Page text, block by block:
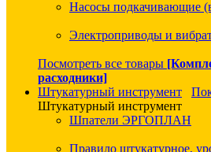
Насосы подкачивающие
Электроприводы и
Посмотреть все товары
расходники]
Штукатурный инструмент
Штукатурный инструмент
Шпатели ЭРГОПЛАН
Правило штукатурное,